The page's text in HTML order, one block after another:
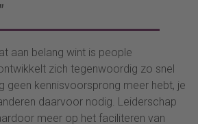
aan belang wint is people
zich tegenwoordig zo snel
geen kennisvoorsprong meer hebt, je
daarvoor nodig. Leiderschap
meer op het faciliteren van